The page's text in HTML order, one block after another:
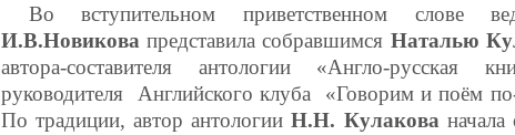
Во вступительном приветственном слове
И.В.Новикова представила собравшимся Наталью
автора-составителя антологии «Англо-русская
руководителя Английского клуба «Говорим и поём
По традиции, автор антологии Н.Н. Кулакова